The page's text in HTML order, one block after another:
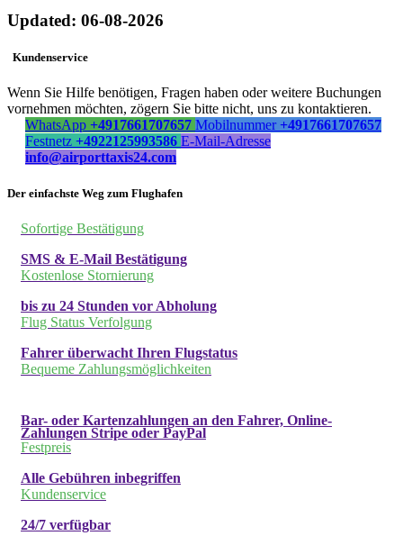
Updated: 06-08-2026
Kundenservice
Wenn Sie Hilfe benötigen, Fragen haben oder weitere Buchungen
vornehmen möchten, zögern Sie bitte nicht, uns zu kontaktieren.
WhatsApp +4917661707657 Mobilnummer +4917661707657
Festnetz +4922125993586 E-Mail-Adresse
info@airporttaxis24.com
Der einfachste Weg zum Flughafen
Sofortige Bestätigung
SMS & E-Mail Bestätigung
Kostenlose Stornierung
bis zu 24 Stunden vor Abholung
Flug Status Verfolgung
Fahrer überwacht Ihren Flugstatus
Bequeme Zahlungsmöglichkeiten
Bar- oder Kartenzahlungen an den Fahrer, Online-
Zahlungen Stripe oder PayPal
Festpreis
Alle Gebühren inbegriffen
Kundenservice
24/7 verfügbar